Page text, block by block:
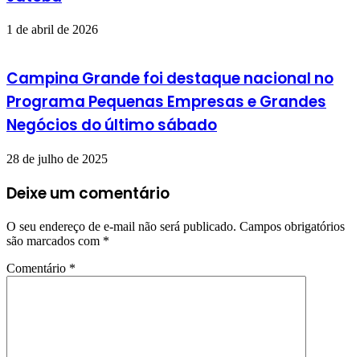
1 de abril de 2026
Campina Grande foi destaque nacional no
Programa Pequenas Empresas e Grandes
Negócios do último sábado
28 de julho de 2025
Deixe um comentário
O seu endereço de e-mail não será publicado. Campos obrigatórios
são marcados com *
Comentário *